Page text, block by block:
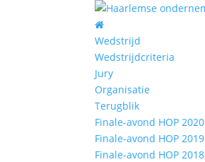
Wedstrijd
Wedstrijdcriteria
Jury
Organisatie
Terugblik
Finale-avond HOP 2020
Finale-avond HOP 2019
Finale-avond HOP 2018